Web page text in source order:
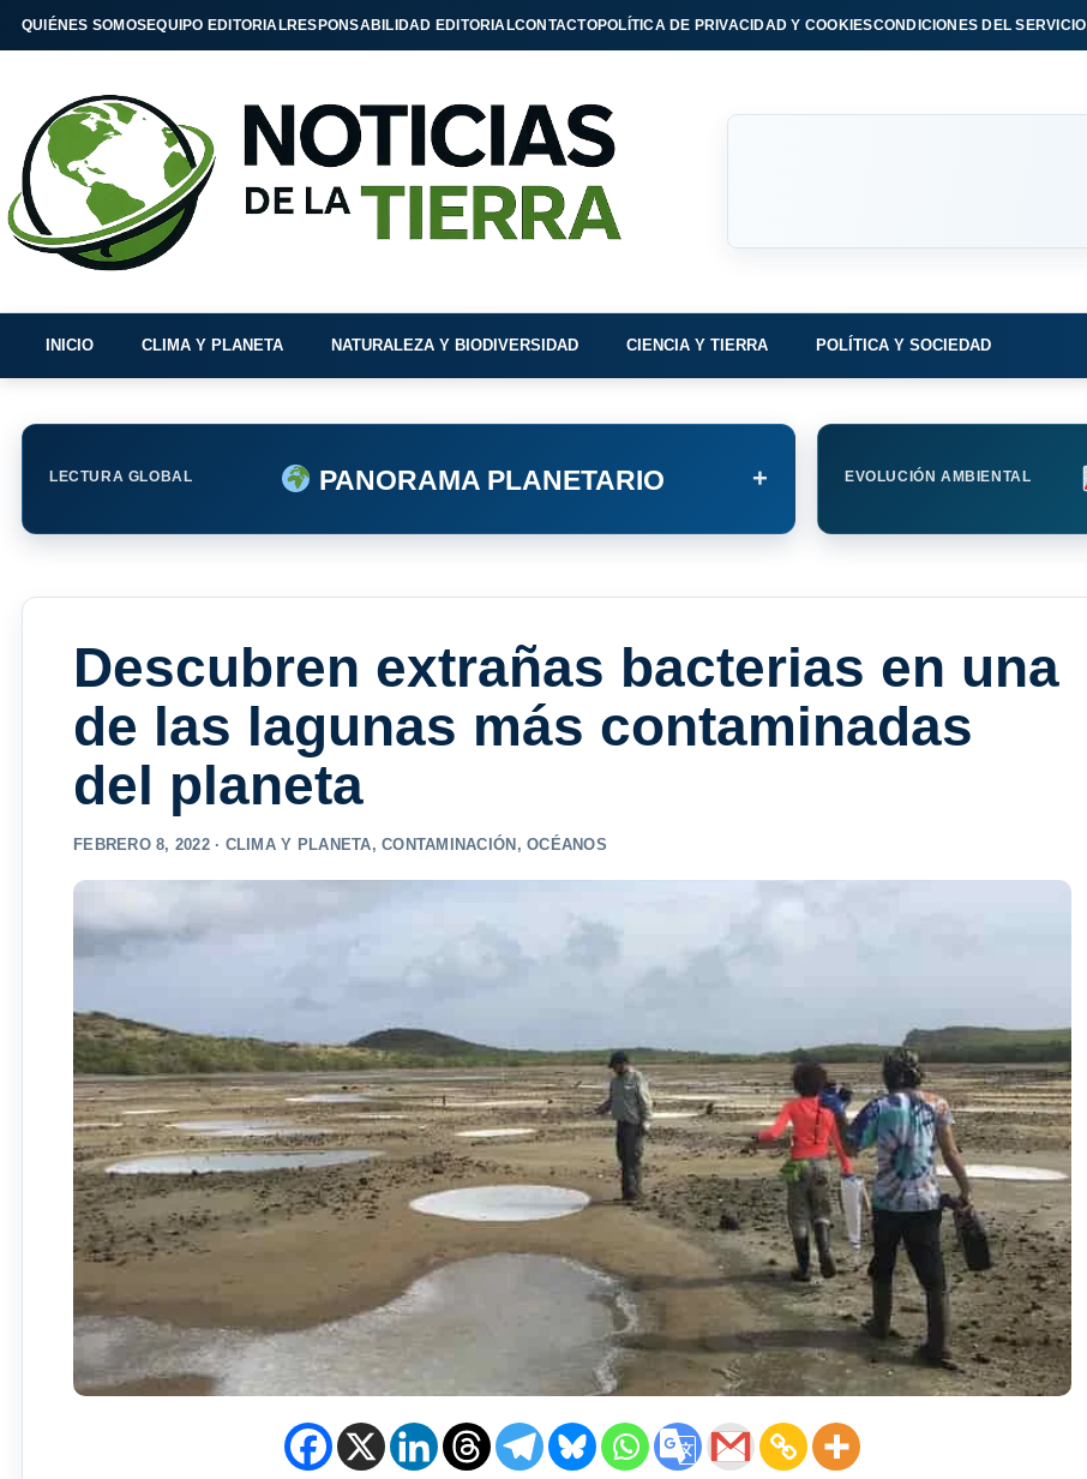
QUIÉNES SOMOSEQUIPO EDITORIALRESPONSABILIDAD EDITORIALCONTACTOPOLÍTICA DE PRIVACIDAD Y COOKIESCONDICIONES DEL SERVICIO
INICIO CLIMA Y PLANETA NATURALEZA Y BIODIVERSIDAD CIENCIA Y TIERRA POLÍTICA Y SOCIEDAD
LECTURA GLOBAL PANORAMA PLANETARIO + EVOLUCIÓN AMBIENTAL
Descubren extrañas bacterias en una
de las lagunas más contaminadas
del planeta
FEBRERO 8, 2022 · CLIMA Y PLANETA,CONTAMINACIÓN ,OCÉANOS